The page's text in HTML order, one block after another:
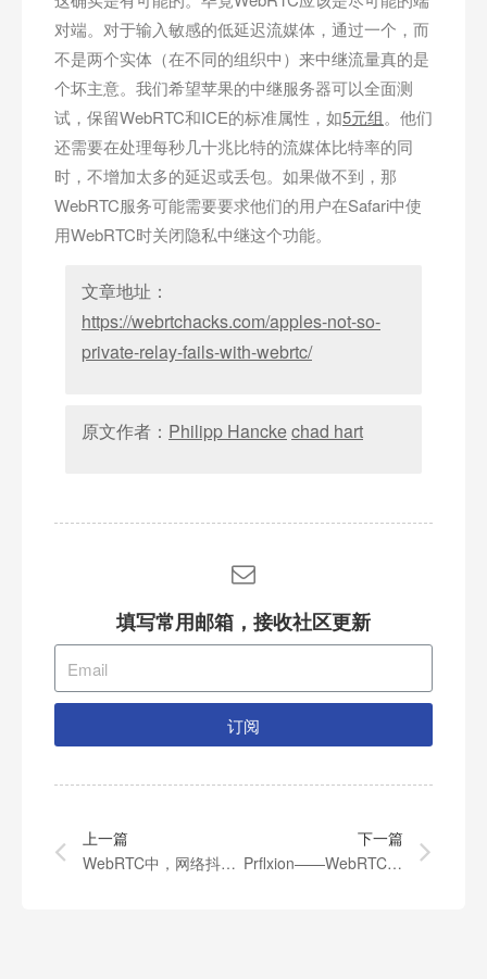
对端。对于输入敏感的低延迟流媒体，通过一个，而
不是两个实体（在不同的组织中）来中继流量真的是
个坏主意。我们希望苹果的中继服务器可以全面测
试，保留WebRTC和ICE的标准属性，如5元组。他们
还需要在处理每秒几十兆比特的流媒体比特率的同
时，不增加太多的延迟或丢包。如果做不到，那
WebRTC服务可能需要要求他们的用户在Safari中使
用WebRTC时关闭隐私中继这个功能。
文章地址：
https://webrtchacks.com/apples-not-so-
private-relay-fails-with-webrtc/
原文作者： Philipp Hanckechad hart
填写常用邮箱，接收社区更新
订阅
上一篇
WebRTC中，网络抖动和往返时间哪个更重要
下一篇
Prflxion——WebRTC泄露ip地址